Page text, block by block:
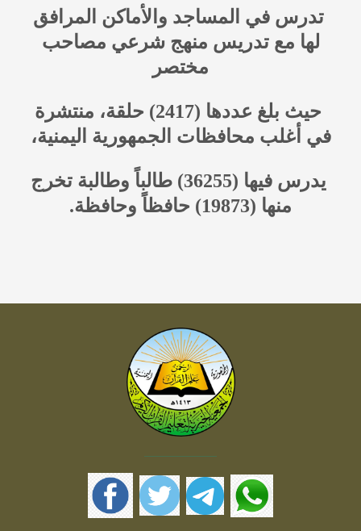
تدرس في المساجد والأماكن المرافق
لها مع تدريس منهج شرعي مصاحب
مختصر
حيث بلغ عددها (2417) حلقة، منتشرة
في أغلب محافظات الجمهورية اليمنية،
يدرس فيها (36255) طالباً وطالبة تخرج
منها (19873) حافظاً وحافظة.